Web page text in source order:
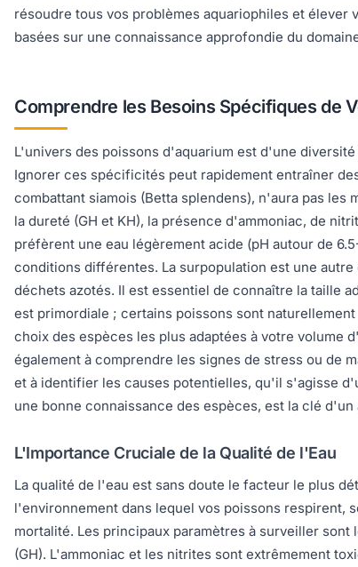
résoudre tous vos problèmes aquariophiles et élever
basées sur une connaissance approfondie du
Comprendre les Besoins Spécifiques de
L'univers des poissons d'aquarium est d'une
Ignorer ces spécificités peut rapidement entraîner
combattant siamois (Betta splendens), n'aura pas
la dureté (GH et KH), la présence d'ammoniac, de
préfèrent une eau légèrement acide (pH autour de
conditions différentes. La surpopulation est une
déchets azotés. Il est essentiel de connaître la taille
est primordiale ; certains poissons sont
choix des espèces les plus adaptées à votre volume
également à comprendre les signes de stress ou de
et à identifier les causes potentielles, qu'il s'agisse
une bonne connaissance des espèces, est la clé
L'Importance Cruciale de la Qualité de l'Eau
La qualité de l'eau est sans doute le facteur le plus
l'environnement dans lequel vos poissons respirent,
mortalité. Les principaux paramètres à surveiller
(GH). L'ammoniac et les nitrites sont extrêmement